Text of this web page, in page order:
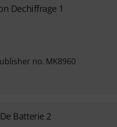
Dechiffrage 1
no. MK8960
Batterie 2